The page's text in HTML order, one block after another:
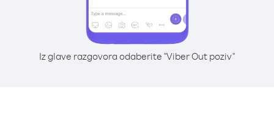
Iz glave razgovora odaberite "Viber Out poziv"